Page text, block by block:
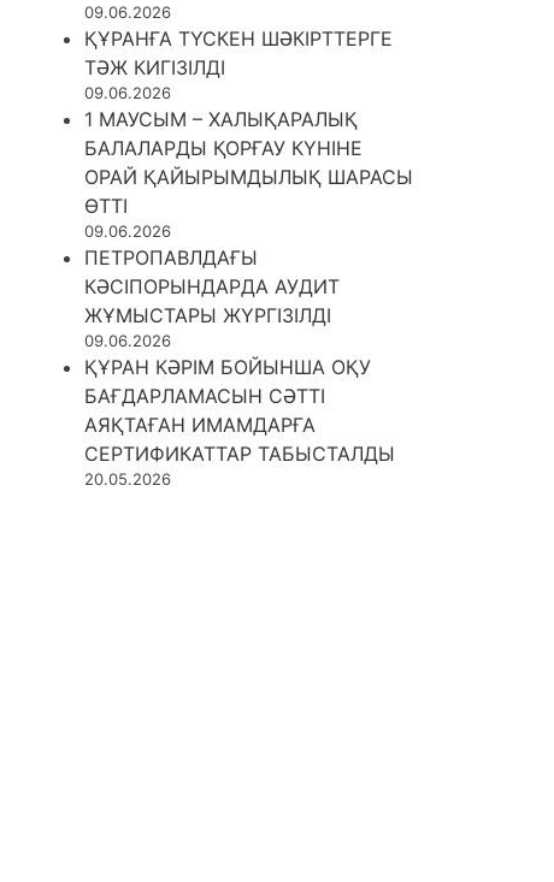
09.06.2026
ҚҰРАНҒА ТҮСКЕН ШӘКІРТТЕРГЕ
ТӘЖ КИГІЗІЛДІ
09.06.2026
1 МАУСЫМ – ХАЛЫҚАРАЛЫҚ
БАЛАЛАРДЫ ҚОРҒАУ КҮНІНЕ
ОРАЙ ҚАЙЫРЫМДЫЛЫҚ ШАРАСЫ
ӨТТІ
09.06.2026
ПЕТРОПАВЛДАҒЫ
КӘСІПОРЫНДАРДА АУДИТ
ЖҰМЫСТАРЫ ЖҮРГІЗІЛДІ
09.06.2026
ҚҰРАН КӘРІМ БОЙЫНША ОҚУ
БАҒДАРЛАМАСЫН СӘТТІ
АЯҚТАҒАН ИМАМДАРҒА
СЕРТИФИКАТТАР ТАБЫСТАЛДЫ
20.05.2026